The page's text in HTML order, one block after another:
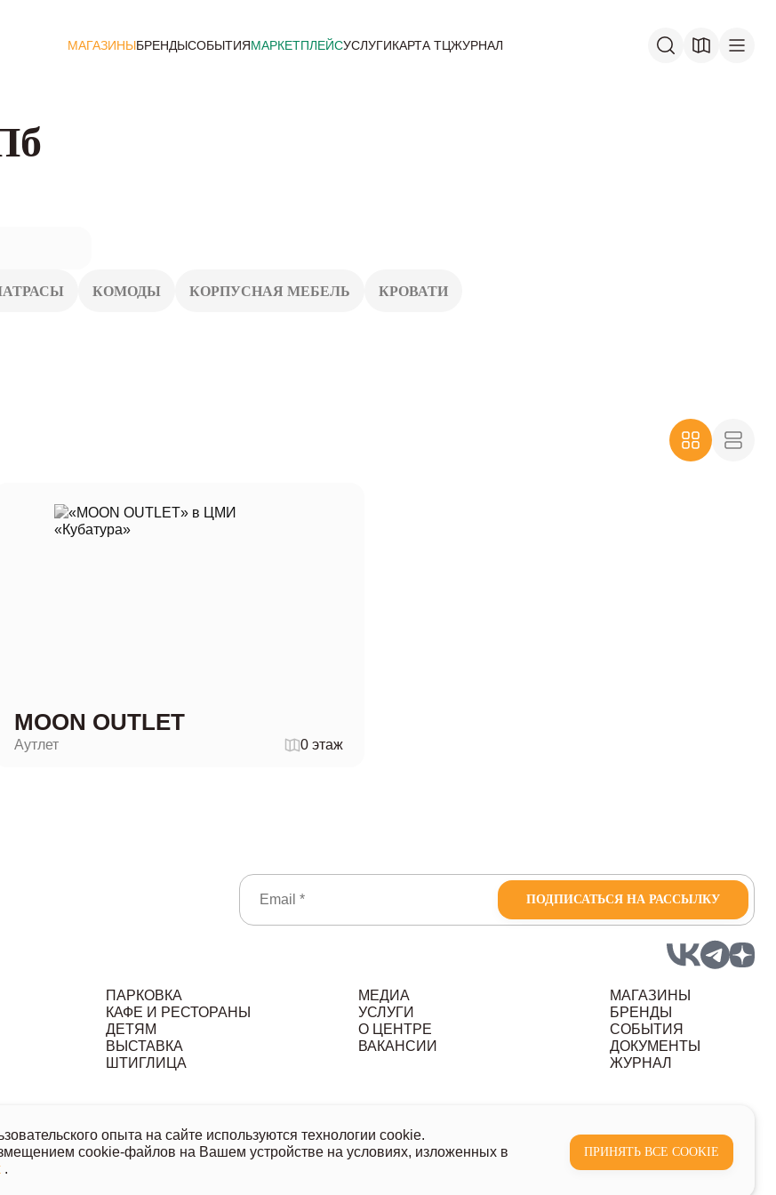
МАГАЗИНЫБРЕНДЫСОБЫТИЯМАРКЕТПЛЕЙСУСЛУГИКАРТА ТЦЖУРНАЛ
КОМОДЫ КОРПУСНАЯ МЕБЕЛЬ КРОВАТИ
MOON OUTLET
Аутлет 0 этаж
ПОДПИСАТЬСЯ НА РАССЫЛКУ
ПАРКОВКА
КАФЕ И РЕСТОРАНЫ
ДЕТЯМ
ВЫСТАВКА
ШТИГЛИЦА
МЕДИА
УСЛУГИ
О ЦЕНТРЕ
ВАКАНСИИ
МАГАЗИНЫ
БРЕНДЫ
СОБЫТИЯ
ДОКУМЕНТЫ
ЖУРНАЛ
носит исключительно информационный характер.
товаров и услуг напишите или позвоните нам.
опыта на сайте используются технологии cookie.
cookie-файлов на Вашем устройстве на условиях, изложенных в
.
ПРИНЯТЬ ВСЕ COOKIE